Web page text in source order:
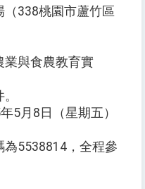
（338桃園市蘆竹區
業與食農教育實
5月8日（星期五）
5538814，全程參